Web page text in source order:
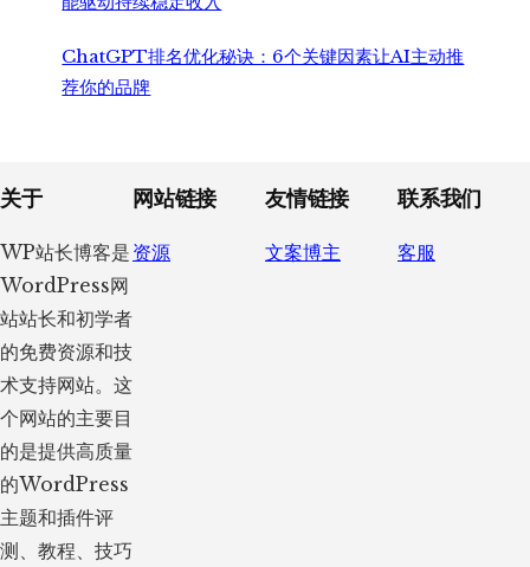
ChatGPT排名优化秘诀：6个关键因素让AI主动推
荐你的品牌
Footer
关于
WP站长博客是
WordPress网
站站长和初学者
的免费资源和技
术支持网站。这
个网站的主要目
的是提供高质量
的WordPress
主题和插件评
测、教程、技巧
网站链接
资源
友情链接
文案博主
联系我们
客服